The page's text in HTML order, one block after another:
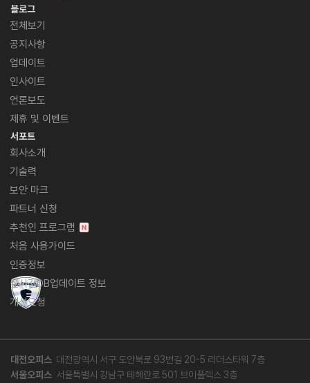
블로그
전체보기
공지사항
업데이트
인사이트
언론보도
제휴 및 이벤트
서포트
회사소개
기술력
보안 마크
파트너 신청
추천인 프로그램
처음 사용가이드
인증정보
실시간DB업데이트 정보
개선요청
대전오피스 대전광역시 서구 도안북로 93번길 20-5 리더스타워 7층
서울오피스 서울특별시 강남구 테헤란로 501 브이플렉스 3층